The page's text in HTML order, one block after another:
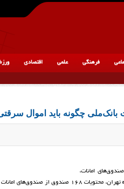
فرهنگی علمی اقتصادی
بانک‌ملی چگونه باید اموال
امانات،
مشخص شد که سارقان با ورود به شعبه بانک ملی روبه‌روی